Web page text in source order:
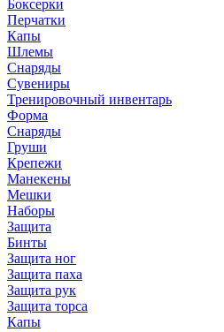
Боксерки
Перчатки
Капы
Шлемы
Снаряды
Сувениры
Тренировочный инвентарь
Форма
Снаряды
Груши
Крепежи
Манекены
Мешки
Наборы
Защита
Бинты
Защита ног
Защита паха
Защита рук
Защита торса
Капы